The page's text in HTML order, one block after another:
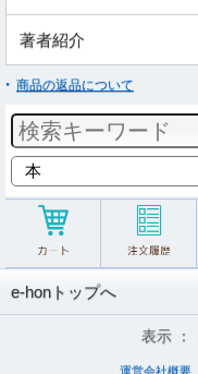
著者紹介
商品の返品について
e-honトップへ
表示 ：
運営会社概要